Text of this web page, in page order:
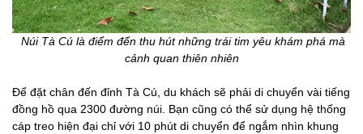
Núi Tà Cú là điểm đến thu hút những trái tim yêu khám phá mà
cảnh quan thiên nhiên
Để đặt chân đến đỉnh Tà Cú, du khách sẽ phải di chuyển vài tiếng
đồng hồ qua 2300 đường núi. Bạn cũng có thể sử dụng hệ thống
cáp treo hiện đại chỉ với 10 phút di chuyển để ngắm nhìn khung